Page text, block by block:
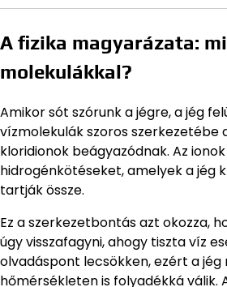
A fizika magyarázata:
molekulákkal?
Amikor sót szórunk a jégre, a jég
vízmolekulák szoros szerkezetébe
kloridionok beágyazódnak. Az
hidrogénkötéseket, amelyek a jég
tartják össze.
Ez a szerkezetbontás azt okozza,
úgy visszafagyni, ahogy tiszta víz
olvadáspont lecsökken, ezért a
hőmérsékleten is folyadékká válik.